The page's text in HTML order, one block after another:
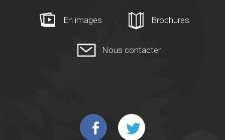
En images Brochures
Nous contacter